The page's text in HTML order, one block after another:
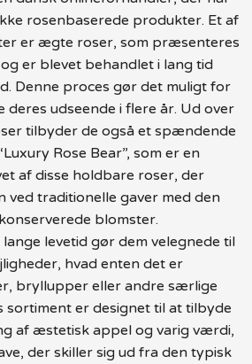
rosenbaserede produkter. Et af
er ægte roser, som præsenteres
er blevet behandlet i lang tid
Denne proces gør det muligt for
deres udseende i flere år. Ud over
tilbyder de også et spændende
Rose Bear”, som er en
af disse holdbare roser, der
ved traditionelle gaver med den
blomster.
levetid gør dem velegnede til
hvad enten det er
bryllupper eller andre særlige
sortiment er designet til at tilbyde
af æstetisk appel og varig værdi,
der skiller sig ud fra den typisk